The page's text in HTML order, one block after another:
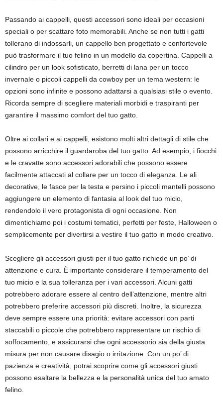
Passando ai cappelli, questi accessori sono ideali per occasioni
speciali o per scattare foto memorabili. Anche se non tutti i gatti
tollerano di indossarli, un cappello ben progettato e confortevole
può trasformare il tuo felino in un modello da copertina. Cappelli a
cilindro per un look sofisticato, berretti di lana per un tocco
invernale o piccoli cappelli da cowboy per un tema western: le
opzioni sono infinite e possono adattarsi a qualsiasi stile o evento.
Ricorda sempre di scegliere materiali morbidi e traspiranti per
garantire il massimo comfort del tuo gatto.
Oltre ai collari e ai cappelli, esistono molti altri dettagli di stile che
possono arricchire il guardaroba del tuo gatto. Ad esempio, i fiocchi
e le cravatte sono accessori adorabili che possono essere
facilmente attaccati al collare per un tocco di eleganza. Le ali
decorative, le fasce per la testa e persino i piccoli mantelli possono
aggiungere un elemento di fantasia al look del tuo micio,
rendendolo il vero protagonista di ogni occasione. Non
dimentichiamo poi i costumi tematici, perfetti per feste, Halloween o
semplicemente per divertirsi a vestire il tuo gatto in modo creativo.
Scegliere gli accessori giusti per il tuo gatto richiede un po’ di
attenzione e cura. È importante considerare il temperamento del
tuo micio e la sua tolleranza per i vari accessori. Alcuni gatti
potrebbero adorare essere al centro dell’attenzione, mentre altri
potrebbero preferire accessori più discreti. Inoltre, la sicurezza
deve sempre essere una priorità: evitare accessori con parti
staccabili o piccole che potrebbero rappresentare un rischio di
soffocamento, e assicurarsi che ogni accessorio sia della giusta
misura per non causare disagio o irritazione. Con un po’ di
pazienza e creatività, potrai scoprire come gli accessori giusti
possono esaltare la bellezza e la personalità unica del tuo amato
felino.